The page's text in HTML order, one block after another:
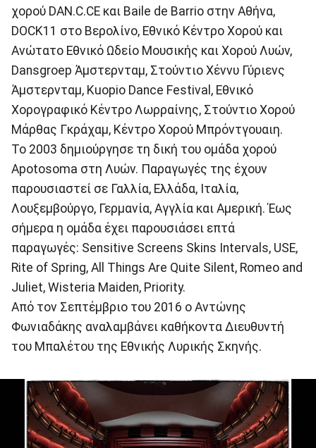
χορού DAN.C.CE και Baile de Barrio στην Αθήνα,
DOCK11 στο Βερολίνο, Εθνικό Κέντρο Χορού και
Ανώτατο Εθνικό Ωδείο Μουσικής και Χορού Λυών,
Dansgroep Άμστερνταμ, Στούντιο Χέννυ Γύριενς
Άμστερνταμ, Kuopio Dance Festival, Εθνικό
Χορογραφικό Κέντρο Λωρραίνης, Στούντιο Χορού
Μάρθας Γκράχαμ, Κέντρο Χορού Μπρόντγουαιη.
Το 2003 δημιούργησε τη δική του ομάδα χορού
Apotosoma στη Λυών. Παραγωγές της έχουν
παρουσιαστεί σε Γαλλία, Ελλάδα, Ιταλία,
Λουξεμβούργο, Γερμανία, Αγγλία και Αμερική. Έως
σήμερα η ομάδα έχει παρουσιάσει επτά
παραγωγές: Sensitive Screens Skins Intervals, USE,
Rite of Spring, All Things Are Quite Silent, Romeo and
Juliet, Wisteria Maiden, Priority.
Από τον Σεπτέμβριο του 2016 ο Αντώνης
Φωνιαδάκης αναλαμβάνει καθήκοντα Διευθυντή
του Μπαλέτου της Εθνικής Λυρικής Σκηνής.